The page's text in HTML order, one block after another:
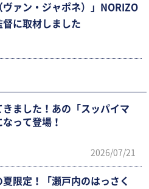
ヴァン・ジャポネ）」NORIZO
督に取材しました
きました！あの「スッパイマ
って登場！
2026/07/21
限定！「瀬戸内のはっさく